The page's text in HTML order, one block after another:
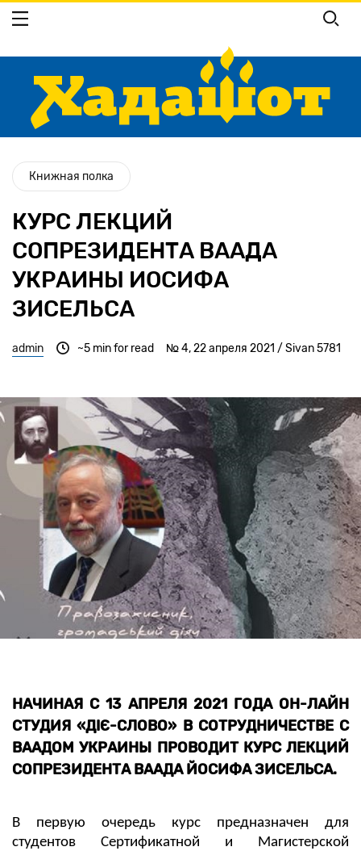
Перейти
основному
Книжная полка
КУРС ЛЕКЦИЙ
СОПРЕЗИДЕНТА ВААДА
УКРАИНЫ ИОСИФА
ЗИСЕЛЬСА
admin № 4, 22 апреля 2021 / Sivan 5781
~5 min for read
НАЧИНАЯ С 13 АПРЕЛЯ 2021 ГОДА ОН-ЛАЙН
СТУДИЯ «ДІЄ-СЛОВО» В СОТРУДНИЧЕСТВЕ С
ВААДОМ УКРАИНЫ ПРОВОДИТ КУРС ЛЕКЦИЙ
СОПРЕЗИДЕНТА ВААДА ЙОСИФА ЗИСЕЛЬСА.
В первую очередь курс предназначен для
студентов Сертификатной и Магистерской